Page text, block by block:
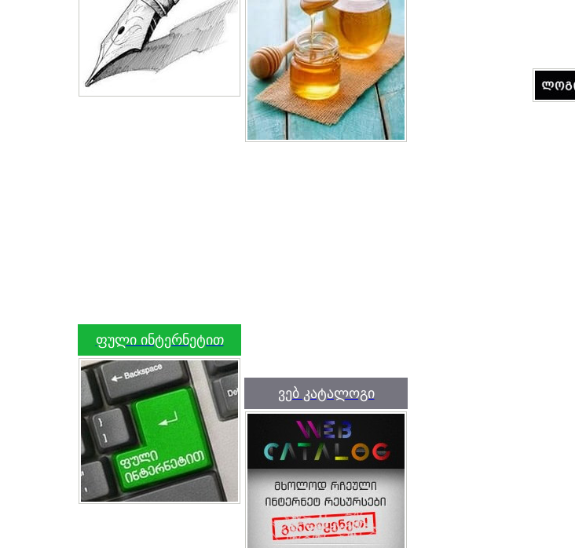
ფული ინტერნეტით
ვებ კატალოგი